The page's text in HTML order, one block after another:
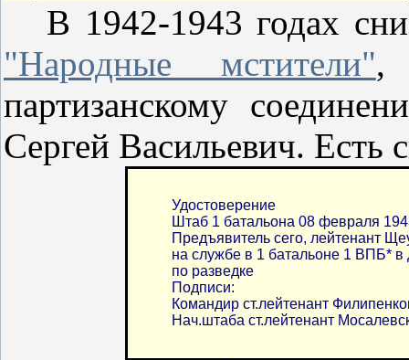
В 1942-1943 годах
"Народные мстители",
партизанскому
Сергей Васильевич. Есть
Удостоверение
Штаб 1 батальона 08 февраля
Предъявитель сего, лейтенант
на службе в 1 батальоне 1 ВПБ*
по разведке
Подписи:
Командир ст.лейтенант
Нач.штаба ст.лейтенант